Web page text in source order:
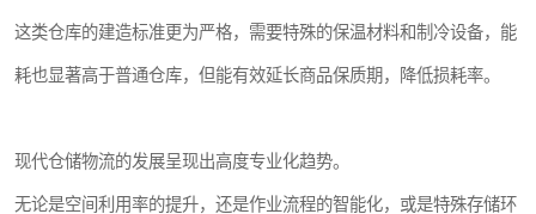
这类仓库的建造标准更为严格，需要特殊的保温材料和制冷设备，能
耗也显著高于普通仓库，但能有效延长商品保质期，降低损耗率。
现代仓储物流的发展呈现出高度专业化趋势。
无论是空间利用率的提升，还是作业流程的智能化，或是特殊存储环